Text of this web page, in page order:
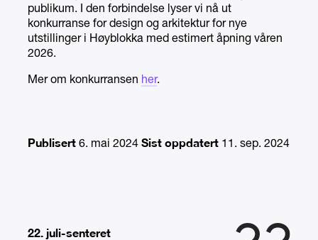
publikum. I den forbindelse lyser vi nå ut
konkurranse for design og arkitektur for nye
utstillinger i Høyblokka med estimert åpning våren
2026.
Mer om konkurransen her.
Publisert 6. mai 2024 Sist oppdatert 11. sep. 2024
22. juli-senteret